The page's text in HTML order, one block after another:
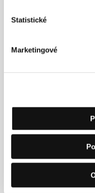
Statistické
Marketingové
88 rue Armand